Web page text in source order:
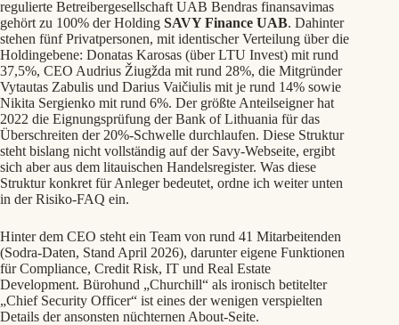
regulierte Betreibergesellschaft UAB Bendras finansavimas
gehört zu 100% der Holding SAVY Finance UAB. Dahinter
stehen fünf Privatpersonen, mit identischer Verteilung über die
Holdingebene: Donatas Karosas (über LTU Invest) mit rund
37,5%, CEO Audrius Žiugžda mit rund 28%, die Mitgründer
Vytautas Zabulis und Darius Vaičiulis mit je rund 14% sowie
Nikita Sergienko mit rund 6%. Der größte Anteilseigner hat
2022 die Eignungsprüfung der Bank of Lithuania für das
Überschreiten der 20%-Schwelle durchlaufen. Diese Struktur
steht bislang nicht vollständig auf der Savy-Webseite, ergibt
sich aber aus dem litauischen Handelsregister. Was diese
Struktur konkret für Anleger bedeutet, ordne ich weiter unten
in der Risiko-FAQ ein.
Hinter dem CEO steht ein Team von rund 41 Mitarbeitenden
(Sodra-Daten, Stand April 2026), darunter eigene Funktionen
für Compliance, Credit Risk, IT und Real Estate
Development. Bürohund „Churchill“ als ironisch betitelter
„Chief Security Officer“ ist eines der wenigen verspielten
Details der ansonsten nüchternen About-Seite.